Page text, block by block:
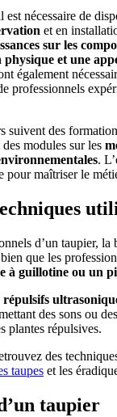
nécessaire de
et en
sur les
et une
également
professionnels
suivent des
modules sur les
.
pour maîtriser le
d’un taupier, la
que les
à guillotine ou un
répulsifs
des sons ou
plantes répulsives.
des
taupes et les
taupier